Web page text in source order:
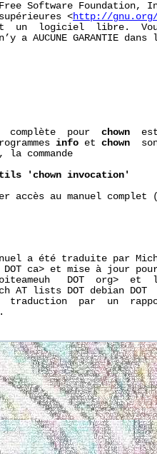
Software Foundation,
<
http://
un  logiciel  libre.
a AUCUNE GARANTIE dans
complète  pour
chown
info et chown
la commande
'chown invocation'
accès au manuel complet
a été traduite par
ca> et mise à jour
DOT  org>  et
AT lists DOT debian DOT
traduction  par  un